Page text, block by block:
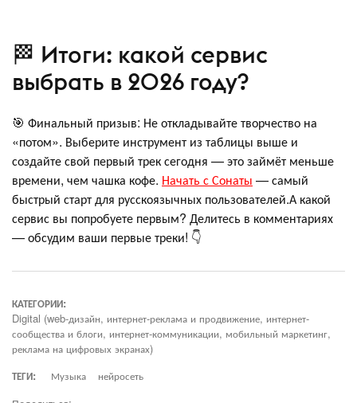
🏁 Итоги: какой сервис
выбрать в 2026 году?
🎯 Финальный призыв: Не откладывайте творчество на
«потом». Выберите инструмент из таблицы выше и
создайте свой первый трек сегодня — это займёт меньше
времени, чем чашка кофе. Начать с Сонаты — самый
быстрый старт для русскоязычных пользователей.А какой
сервис вы попробуете первым? Делитесь в комментариях
— обсудим ваши первые треки! 👇
КАТЕГОРИИ:
Digital (web-дизайн, интернет-реклама и продвижение, интернет-
сообщества и блоги, интернет-коммуникации, мобильный маркетинг,
реклама на цифровых экранах)
ТЕГИ:
Музыка нейросеть